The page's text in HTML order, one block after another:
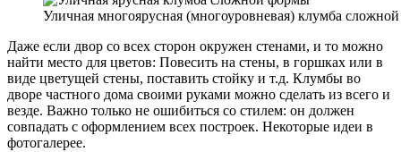
Уличная многоярусная (многоуровневая) клумба
Даже если двор со всех сторон окружен стенами, и то можно
найти место для цветов: Повесить на стены, в горшках или в
виде цветущей стены, поставить стойку и т.д. Клумбы во
дворе частного дома своими руками можно сделать из всего и
везде. Важно только не ошибиться со стилем: он должен
совпадать с оформлением всех построек. Некоторые идеи в
фотогалерее.